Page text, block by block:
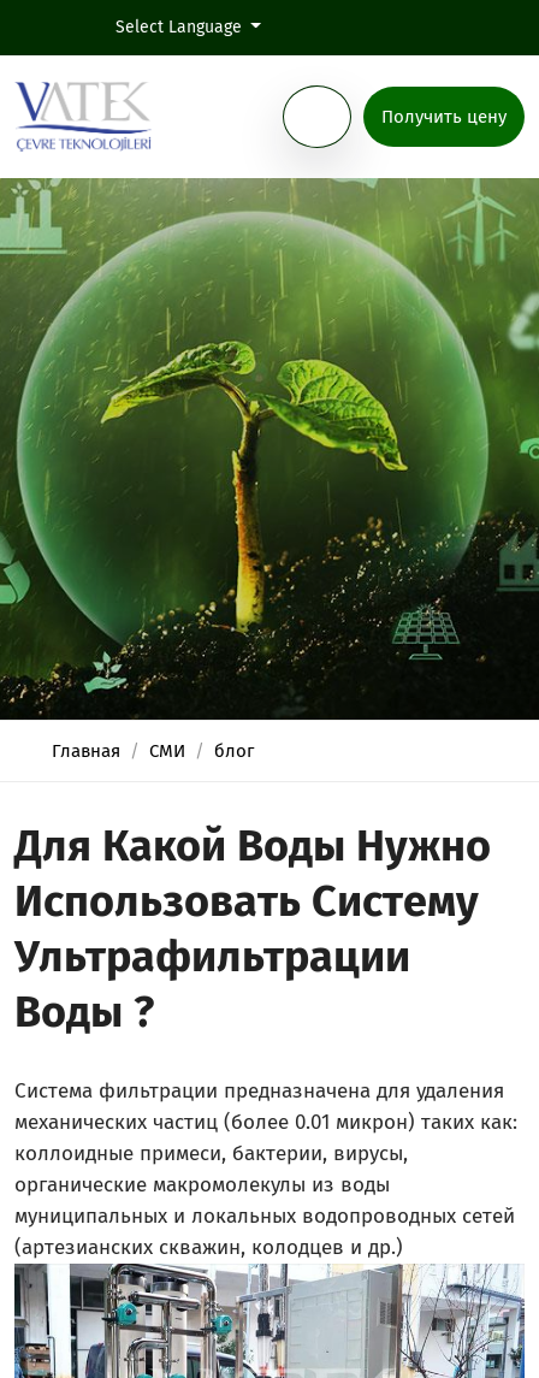
Select Language
Получить цену
Главная СМИ блог
Для Какой Воды Нужно
Использовать Систему
Ультрафильтрации
Воды ?
Система фильтрации предназначена для удаления
механических частиц (более 0.01 микрон) таких как:
коллоидные примеси, бактерии, вирусы,
органические макромолекулы из воды
муниципальных и локальных водопроводных сетей
(артезианских скважин, колодцев и др.)